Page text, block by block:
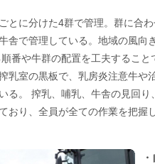
とに分けた4群で管理。群に合
舎で管理している。地域の風向
番や牛群の配置を工夫するこ
乳室の黒板で、乳房炎注意牛や
る。 搾乳、哺乳、牛舎の見回
おり、全員が全ての作業を把握